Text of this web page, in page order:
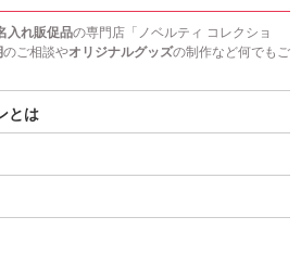
入れ販促品の専門店「ノベルティ コレクショ
のご相談やオリジナルグッズの制作など何でもご
とは